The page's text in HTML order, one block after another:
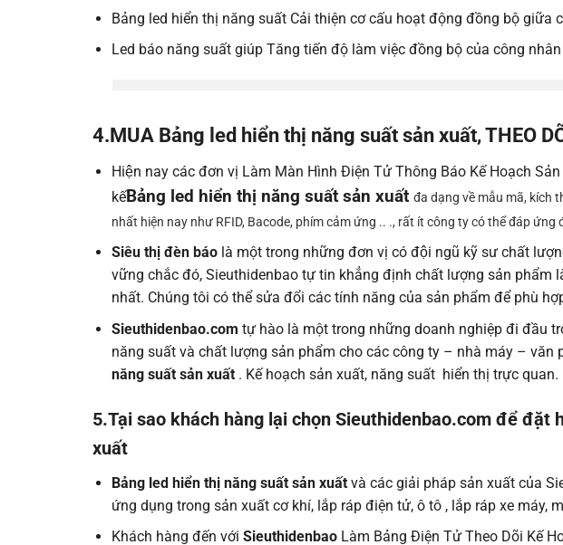
Bảng led hiển thị năng suất Cải thiện cơ cấu hoạt động đồng bộ giữa
Led báo năng suất giúp Tăng tiến độ làm việc đồng bộ của công
4.MUA Bảng led hiển thị năng suất sản xuất, THEO
Hiện nay các đơn vị Làm Màn Hình Điện Tử Thông Báo Kế Hoạch
kếBảng led hiển thị năng suất sản xuất đa dạng về mẫu mã, kích
nhất hiện nay như RFID, Bacode, phím cảm ứng .. ., rất ít công ty có thể đáp
Siêu thị đèn báolà một trong những đơn vị có đội ngũ kỹ sư chất
vững chắc đó, Sieuthidenbao tự tin khẳng định chất lượng sản phẩm
nhất. Chúng tôi có thể sửa đổi các tính năng của sản phẩm để phù
Sieuthidenbao.com tự hào là một trong những doanh nghiệp đi đầu
năng suất và chất lượng sản phẩm cho các công ty – nhà máy – văn
năng suất sản xuất . Kế hoạch sản xuất, năng suất hiển thị trực quan.
5.Tại sao khách hàng lại chọn Sieuthidenbao.com để đặt
xuất
Bảng led hiển thị năng suất sản xuất và các giải pháp sản xuất của
ứng dụng trong sản xuất cơ khí, lắp ráp điện tử, ô tô , lắp ráp xe máy,
Khách hàng đến với SieuthidenbaoLàm Bảng Điện Tử Theo Dõi Kế